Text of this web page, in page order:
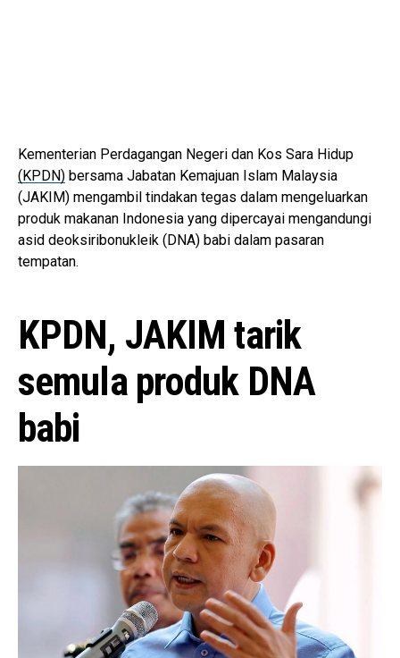
Kementerian Perdagangan Negeri dan Kos Sara Hidup
(KPDN) bersama Jabatan Kemajuan Islam Malaysia
(JAKIM) mengambil tindakan tegas dalam mengeluarkan
produk makanan Indonesia yang dipercayai mengandungi
asid deoksiribonukleik (DNA) babi dalam pasaran
tempatan.
KPDN, JAKIM tarik
semula produk DNA
babi